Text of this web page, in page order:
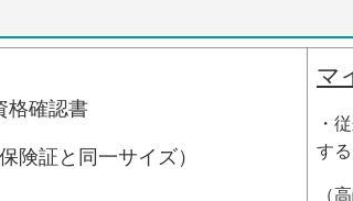
格確認書
険証と同一サイズ）
マ
・
す
（